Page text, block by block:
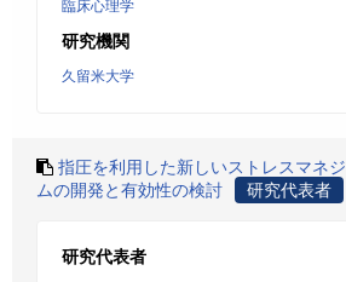
臨床心理学
研究機関
久留米大学
指圧を利用した新しいストレスマネ
ムの開発と有効性の検討
研究代表者
研究代表者